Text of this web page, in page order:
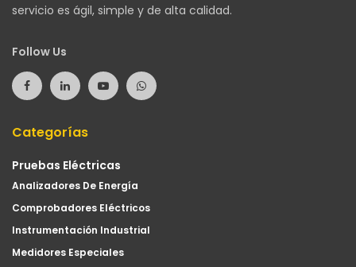
servicio es ágil, simple y de alta calidad.
Follow Us
Categorías
Pruebas Eléctricas
Analizadores De Energía
Comprobadores Eléctricos
Instrumentación Industrial
Medidores Especiales